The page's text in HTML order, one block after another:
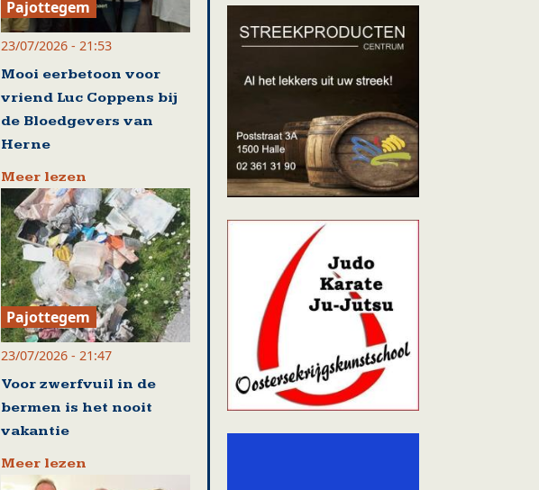
Pajottegem
23/07/2026 - 21:53
Mooi eerbetoon voor
vriend Luc Coppens bij
de Bloedgevers van
Herne
Meer lezen
Pajottegem
23/07/2026 - 21:47
Voor zwerfvuil in de
bermen is het nooit
vakantie
Meer lezen